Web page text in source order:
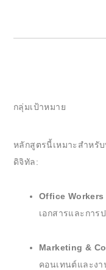
กลุ่มเป้าหมาย
หลักสูตรนี้เหมาะสำหรั
ดิจิทัล:
Office Workers
เอกสารและการ
Marketing &
คอนเทนต์และงา